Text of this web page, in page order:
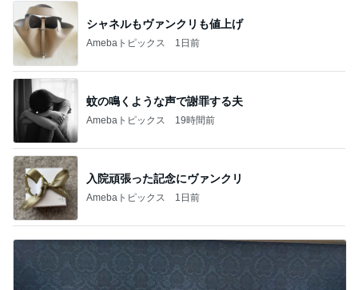
シャネルもヴァンクリも値上げ
Amebaトピックス 1日前
蚊の鳴くような声で謝罪する夫
Amebaトピックス 19時間前
入院頑張った記念にヴァンクリ
Amebaトピックス 1日前